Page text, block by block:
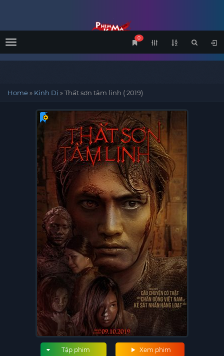
Menu
0
Home» Kinh Dị »Thất sơn tâm linh ( 2019)
Xem phim
Tập phim